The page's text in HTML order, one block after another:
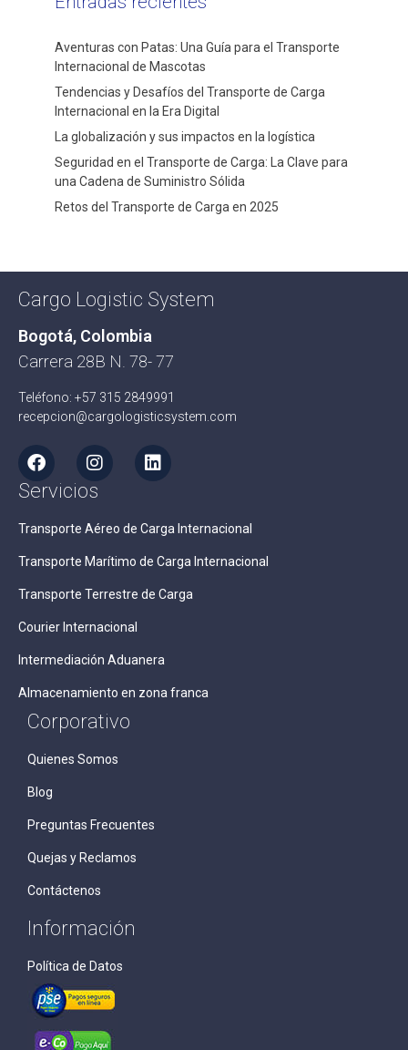
Aventuras con Patas: Una Guía para el Transporte
Internacional de Mascotas
Tendencias y Desafíos del Transporte de Carga
Internacional en la Era Digital
La globalización y sus impactos en la logística
Seguridad en el Transporte de Carga: La Clave para
una Cadena de Suministro Sólida
Retos del Transporte de Carga en 2025
Cargo Logistic System
Bogotá, Colombia
Carrera 28B N. 78- 77
Teléfono: +57 315 2849991
recepcion@cargologisticsystem.com
Servicios
Transporte Aéreo de Carga Internacional
Transporte Marítimo de Carga Internacional
Transporte Terrestre de Carga
Courier Internacional
Intermediación Aduanera
Almacenamiento en zona franca
Corporativo
Quienes Somos
Blog
Preguntas Frecuentes
Quejas y Reclamos
Contáctenos
Información
Política de Datos